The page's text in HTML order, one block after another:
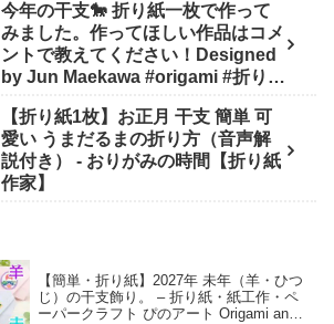
今年の干支🐎 折り紙一枚で作って
みました。作ってほしい作品はコメ
ントで教えてください！Designed
by Jun Maekawa #origami #折り紙
【折り紙1枚】お正月 干支 簡単 可
愛い うまだるまの折り方（音声解
説付き） - おりがみの時間【折り紙
作家】
【簡単・折り紙】2027年 未年（羊・ひつ
じ）の干支飾り。 – 折り紙・紙工作・ペ
ーパークラフト ぴのアート Origami and